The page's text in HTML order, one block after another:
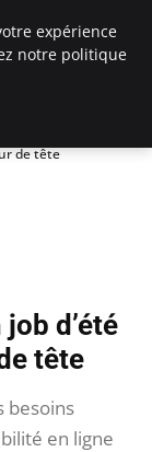
de tête
d’été
tête
besoins
en ligne
expérience
notre politique